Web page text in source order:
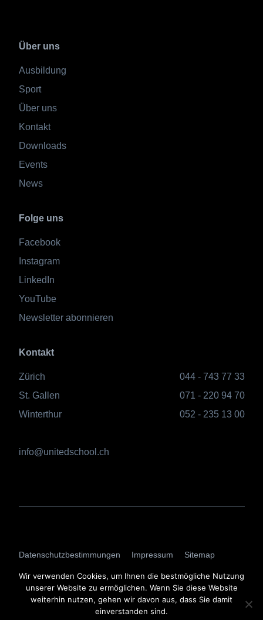
Über uns
Ausbildung
Sport
Über uns
Kontakt
Downloads
Events
News
Folge uns
Facebook
Instagram
LinkedIn
YouTube
Newsletter abonnieren
Kontakt
Zürich
044 - 743 77 33
St. Gallen
071 - 220 94 70
Winterthur
052 - 235 13 00
info@unitedschool.ch
Datenschutzbestimmungen AGBs
Impressum
Sitemap
Login
Wir verwenden Cookies, um Ihnen die bestmögliche Nutzung
unserer Website zu ermöglichen. Wenn Sie diese Website
weiterhin nutzen, gehen wir davon aus, dass Sie damit
einverstanden sind.